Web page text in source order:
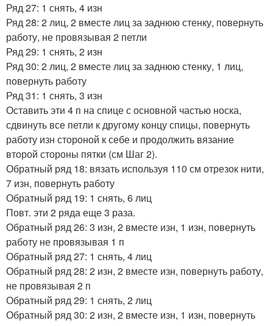
Ряд 27: 1 снять, 4 изн
Ряд 28: 2 лиц, 2 вместе лиц за заднюю стенку, повернуть
работу, не провязывая 2 петли
Ряд 29: 1 снять, 2 изн
Ряд 30: 2 лиц, 2 вместе лиц за заднюю стенку, 1 лиц,
повернуть работу
Ряд 31: 1 снять, 3 изн
Оставить эти 4 п на спице с основной частью носка,
сдвинуть все петли к другому концу спицы, повернуть
работу изн стороной к себе и продолжить вязание
второй стороны пятки (см Шаг 2).
Обратный ряд 18: вязать используя 110 см отрезок нити,
7 изн, повернуть работу
Обратный ряд 19: 1 снять, 6 лиц
Повт. эти 2 ряда еще 3 раза.
Обратный ряд 26: 3 изн, 2 вместе изн, 1 изн, повернуть
работу не провязывая 1 п
Обратный ряд 27: 1 снять, 4 лиц
Обратный ряд 28: 2 изн, 2 вместе изн, повернуть работу,
не провязывая 2 п
Обратный ряд 29: 1 снять, 2 лиц
Обратный ряд 30: 2 изн, 2 вместе изн, 1 изн, повернуть